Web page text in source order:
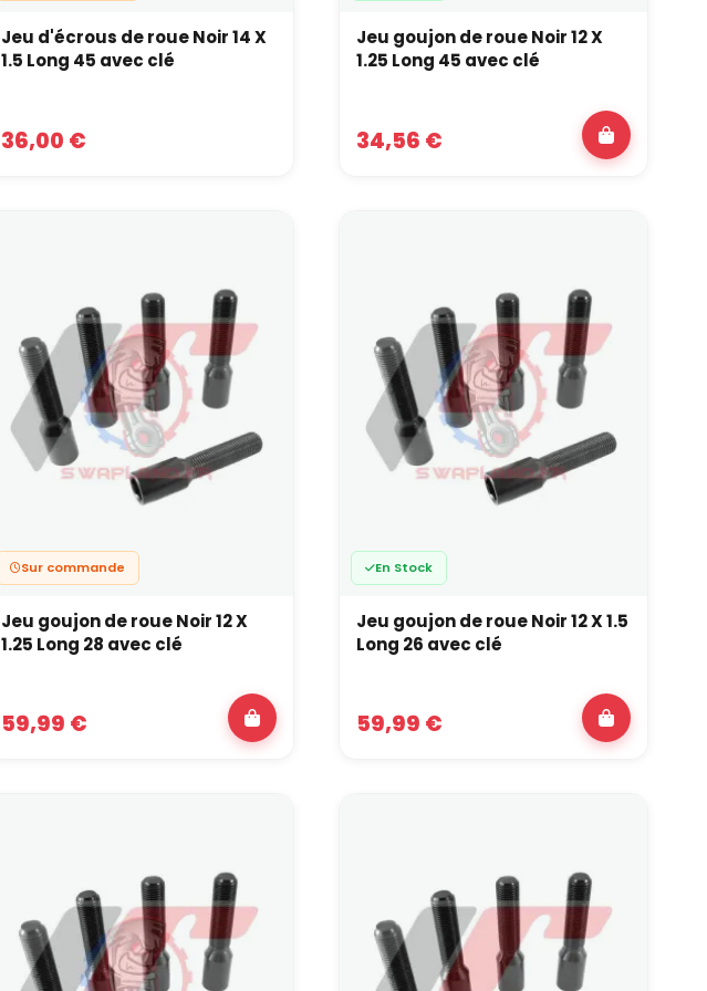
Jeu d'écrous de roue Noir 14 X
1.5 Long 45 avec clé
36,00 €
Jeu goujon de roue Noir 12 X
1.25 Long 45 avec clé
34,56 €
Sur commande
Jeu goujon de roue Noir 12 X
1.25 Long 28 avec clé
59,99 €
En Stock
Jeu goujon de roue Noir 12 X 1.5
Long 26 avec clé
59,99 €